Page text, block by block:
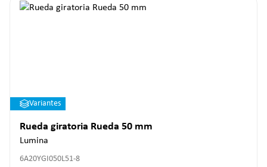
Variantes
Rueda giratoria Rueda 50 mm
Lumina
6A20YGI050L51-8